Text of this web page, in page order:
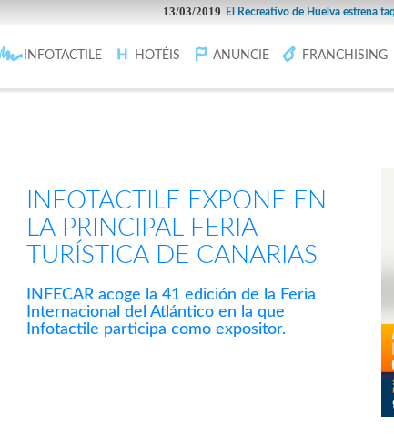
13/03/2019 El Recreativo de Huelva estrena taquilla
INFOTACTILE HOTÉIS ANUNCIE FRANCHISING
INFOTACTILE EXPONE EN
LA PRINCIPAL FERIA
TURÍSTICA DE CANARIAS
INFECAR acoge la 41 edición de la Feria
Internacional del Atlántico en la que
Infotactile participa como expositor.